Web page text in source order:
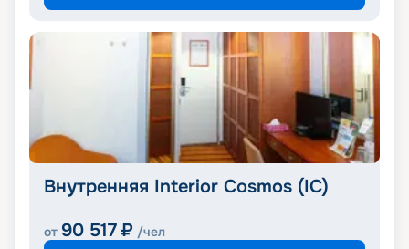
Внутренняя Interior Cosmos (IC)
от 90 517 ₽ /чел